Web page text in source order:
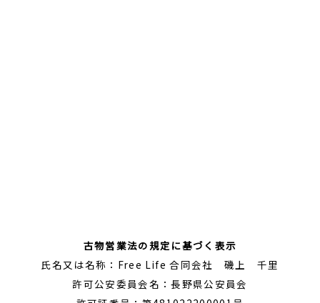
古物営業法の規定に基づく表示
氏名又は名称：Free Life 合同会社 磯上 千里
許可公安委員会名：長野県公安員会